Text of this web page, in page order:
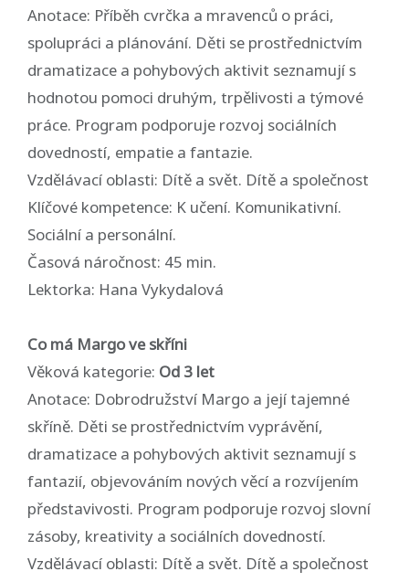
Anotace: Příběh cvrčka a mravenců o práci,
spolupráci a plánování. Děti se prostřednictvím
dramatizace a pohybových aktivit seznamují s
hodnotou pomoci druhým, trpělivosti a týmové
práce. Program podporuje rozvoj sociálních
dovedností, empatie a fantazie.
Vzdělávací oblasti: Dítě a svět. Dítě a společnost
Klíčové kompetence: K učení. Komunikativní.
Sociální a personální.
Časová náročnost: 45 min.
Lektorka: Hana Vykydalová
Co má Margo ve skříni
Věková kategorie: Od 3 let
Anotace: Dobrodružství Margo a její tajemné
skříně. Děti se prostřednictvím vyprávění,
dramatizace a pohybových aktivit seznamují s
fantazií, objevováním nových věcí a rozvíjením
představivosti. Program podporuje rozvoj slovní
zásoby, kreativity a sociálních dovedností.
Vzdělávací oblasti: Dítě a svět. Dítě a společnost